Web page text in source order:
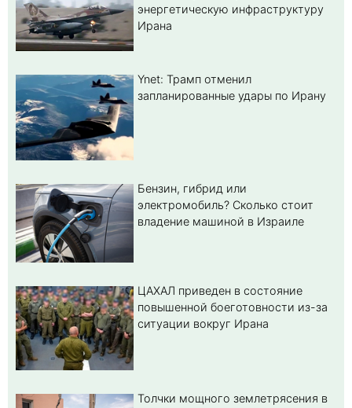
энергетическую инфраструктуру
Ирана
Ynet: Трамп отменил
запланированные удары по Ирану
Бензин, гибрид или
электромобиль? Cколько стоит
владение машиной в Израиле
ЦАХАЛ приведен в состояние
повышенной боеготовности из-за
ситуации вокруг Ирана
Толчки мощного землетрясения в